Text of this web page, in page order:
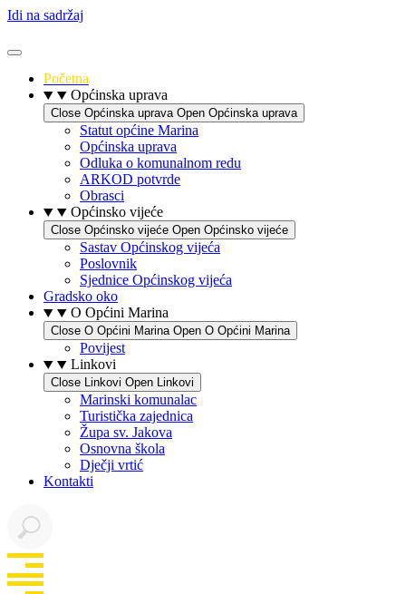
Idi na sadržaj
Početna
Općinska uprava
Close Općinska uprava Open Općinska uprava
Statut općine Marina
Općinska uprava
Odluka o komunalnom redu
ARKOD potvrde
Obrasci
Općinsko vijeće
Close Općinsko vijeće Open Općinsko vijeće
Sastav Općinskog vijeća
Poslovnik
Sjednice Općinskog vijeća
Gradsko oko
O Općini Marina
Close O Općini Marina Open O Općini Marina
Povijest
Linkovi
Close Linkovi Open Linkovi
Marinski komunalac
Turistička zajednica
Župa sv. Jakova
Osnovna škola
Dječji vrtić
Kontakti